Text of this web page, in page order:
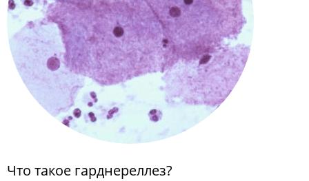
Что такое гарднереллез?